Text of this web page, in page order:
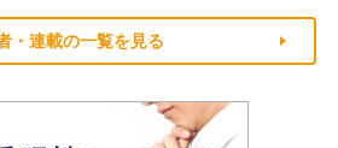
・連載の一覧を見る